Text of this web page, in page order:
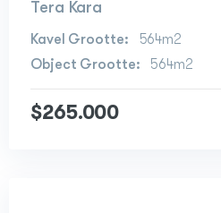
Tera Kara
564m2
564m2
$265.000